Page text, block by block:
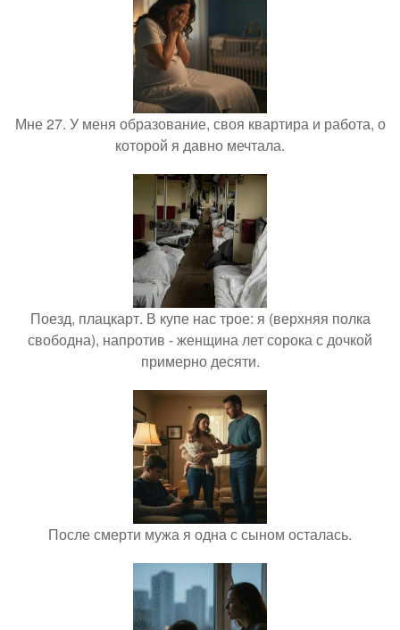
Мне 27. У меня образование, своя квартира и работа, о
которой я давно мечтала.
Поезд, плацкарт. В купе нас трое: я (верхняя полка
свободна), напротив - женщина лет сорока с дочкой
примерно десяти.
После смерти мужа я одна с сыном осталась.